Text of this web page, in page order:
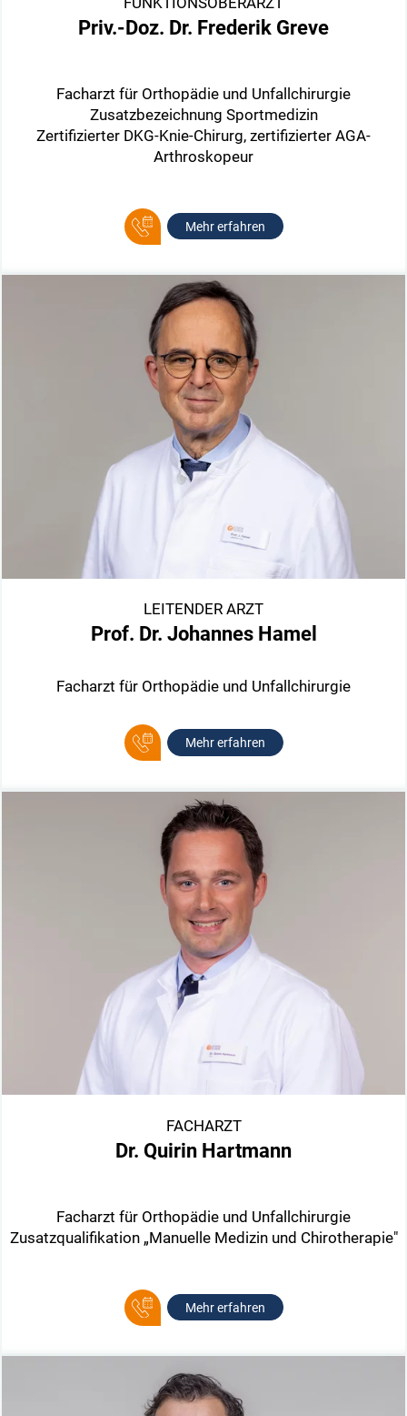
Priv.-Doz. Dr. Frederik Greve
Facharzt für Orthopädie und Unfallchirurgie
Zusatzbezeichnung Sportmedizin
Zertifizierter DKG-Knie-Chirurg, zertifizierter AGA-
Arthroskopeur
Mehr erfahren
LEITENDER ARZT
Prof. Dr. Johannes Hamel
Facharzt für Orthopädie und Unfallchirurgie
Mehr erfahren
FACHARZT
Dr. Quirin Hartmann
Facharzt für Orthopädie und Unfallchirurgie
Zusatzqualifikation „Manuelle Medizin und Chirotherapie"
Mehr erfahren